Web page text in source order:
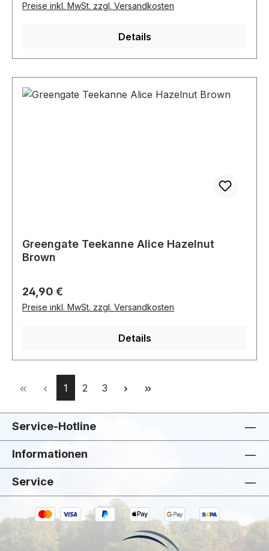
Preise inkl. MwSt. zzgl. Versandkosten
Details
Greengate Teekanne Alice Hazelnut
Brown
Regulärer Preis:
24,90 €
Preise inkl. MwSt. zzgl. Versandkosten
Details
Seite
1 Seite
2 Seite
3
Service-Hotline
Informationen
Service